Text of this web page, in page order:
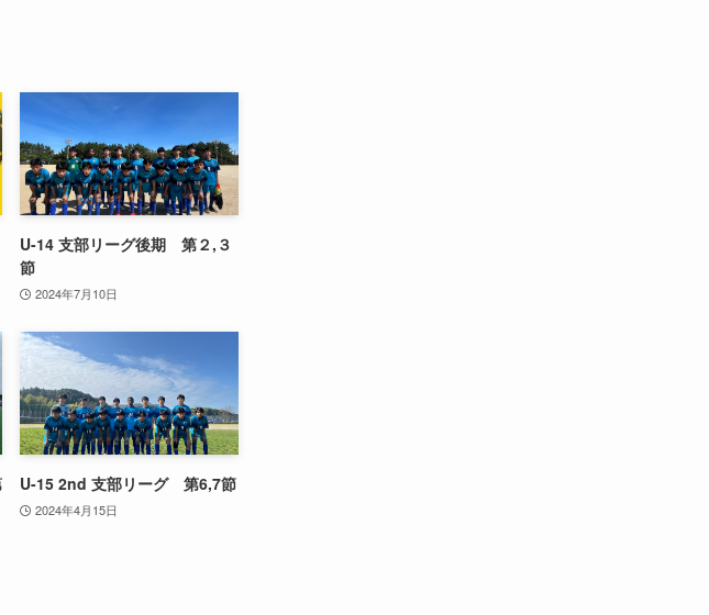
U-14 支部リーグ後期 第２,３
節
2024年7月10日
U-15 2nd 支部リーグ 第6,7節
2024年4月15日